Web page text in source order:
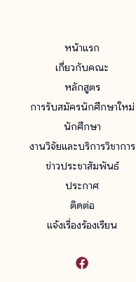
หน้าแรก
เกี่ยวกับคณะ
หลักสูตร
การรับสมัครนักศึกษาใหม่
นักศึกษา
งานวิจัยและบริการวิชาการ
ข่าวประชาสัมพันธ์
ประกาศ
ติดต่อ
แจ้งเรื่องร้องเรียน